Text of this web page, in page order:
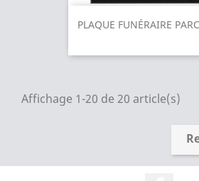
PLAQUE FUNÉRAIRE
Affichage 1-20 de 20 article(s)